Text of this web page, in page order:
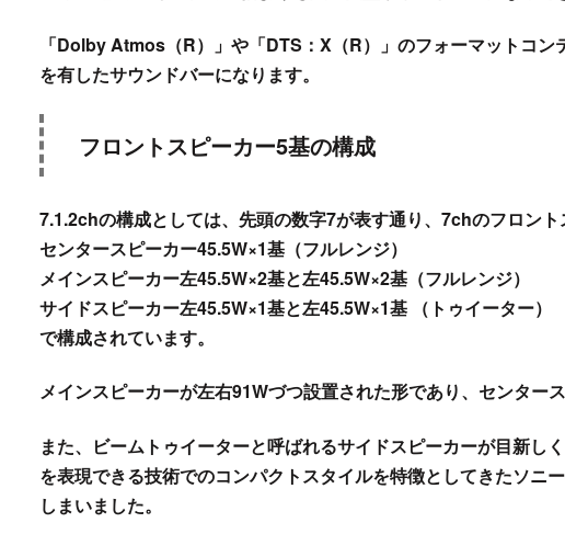
「Dolby Atmos（R）」や「DTS：X（R）」のフォーマットコ
を有したサウンドバーになります。
フロントスピーカー5基の構成
7.1.2chの構成としては、先頭の数字7が表す通り、7chのフロント
センタースピーカー45.5W×1基（フルレンジ）
メインスピーカー左45.5W×2基と左45.5W×2基（フルレンジ）
サイドスピーカー左45.5W×1基と左45.5W×1基 （トゥイーター）
で構成されています。
メインスピーカーが左右91Wづつ設置された形であり、センター
また、ビームトゥイーターと呼ばれるサイドスピーカーが目新
を表現できる技術でのコンパクトスタイルを特徴としてきたソニ
しまいました。